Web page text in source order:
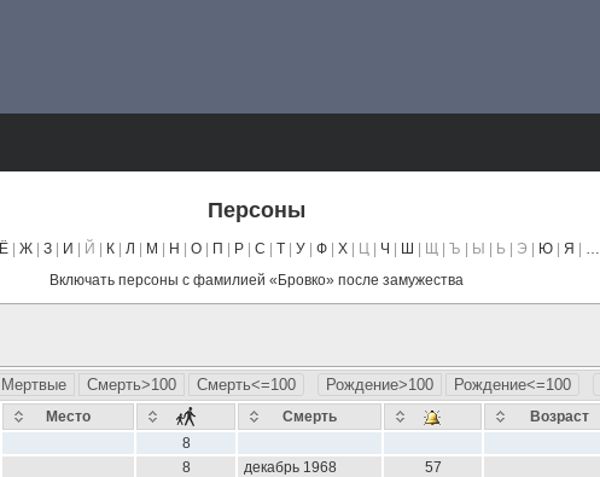
Персоны
Ё Ж З И | Й | К Л М Н О П Р С Т У Ф Х | Ц | Ч Ш | Щ | Ъ | Ы | Ь | Э | Ю Я …
Включать персоны с фамилией « Бровко» после замужества
Мертвые Смерть>100 Смерть<=100 Рождение>100 Рождение<=100
Место Смерть Возраст
8
8 декабрь 1968 57